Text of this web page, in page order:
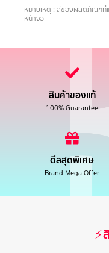
หมายเหตุ : สีของผลิตภัณฑ์ที่
หน้าจอ
สินค้าของแท้
100% Guarantee
ดีลสุดพิเศษ
Brand Mega Offer